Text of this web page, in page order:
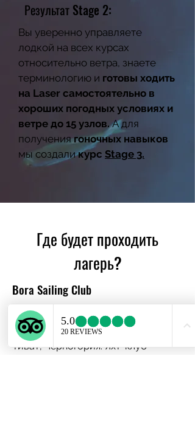
Результат Stage 2:
Вы уверенно управляете
лодкой на всех курсах
относительно ветра, знаете
терминологию и готовы ходить
на Laser самостоятельно в
хороших погодных условиях и
ветре до 15 узлов.А для
получениягоночных навыков
мы создаликурс Stage 3.
Где будет проходить
лагерь?
Bora Sailing Club
Мы находимся внутри живописной
Бока-Которской бухте в городе
Тиват, Черногория. Яхт=клуб